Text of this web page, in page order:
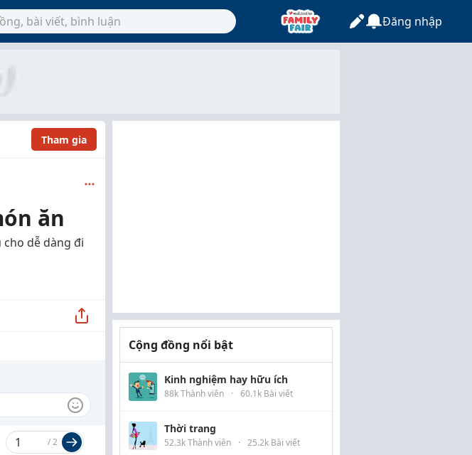
Đăng nhập
Tham gia
ăn
dễ dàng đi
/2
Cộng đồng nổi bật
Kinh nghiệm hay hữu ích
88k Thành viên · 60.1k Bài viết
Thời trang
52.3k Thành viên · 25.2k Bài viết